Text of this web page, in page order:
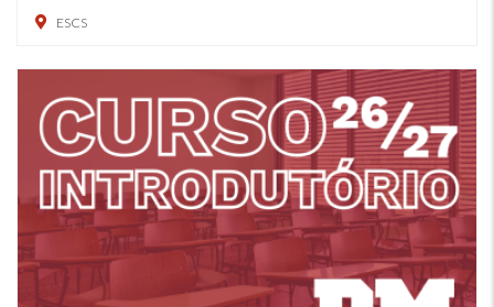
ESCS